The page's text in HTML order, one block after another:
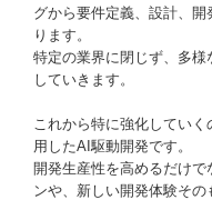
グから要件定義、設計、
ります。
特定の業界に閉じず、多
していきます。
これから特に強化してい
用したAI駆動開発です。
開発生産性を高めるだけ
ンや、新しい開発体験その